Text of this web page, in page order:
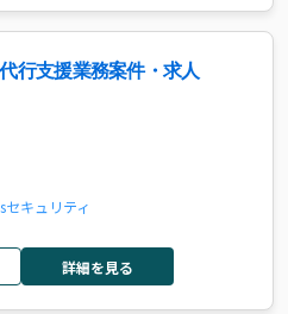
行支援業務案件・求人
セキュリティ
詳細を見る